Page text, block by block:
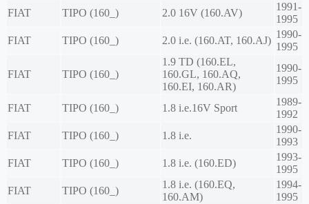
FIAT
TIPO (160_) 2.0 16V (160.AV)
1991-
1995
FIAT
TIPO (160_) 2.0 i.e. (160.AT, 160.AJ)
1990-
1995
FIAT TIPO (160_)
1.9 TD (160.EL,
160.GL, 160.AQ,
160.EI, 160.AR)
1990-
1995
FIAT TIPO (160_) 1.8 i.e.16V Sport
1989-
1992
FIAT
TIPO (160_) 1.8 i.e.
1990-
1993
FIAT
TIPO (160_) 1.8 i.e. (160.ED)
1993-
1995
FIAT
TIPO (160_)
1.8 i.e. (160.EQ,
160.AM)
1994-
1995